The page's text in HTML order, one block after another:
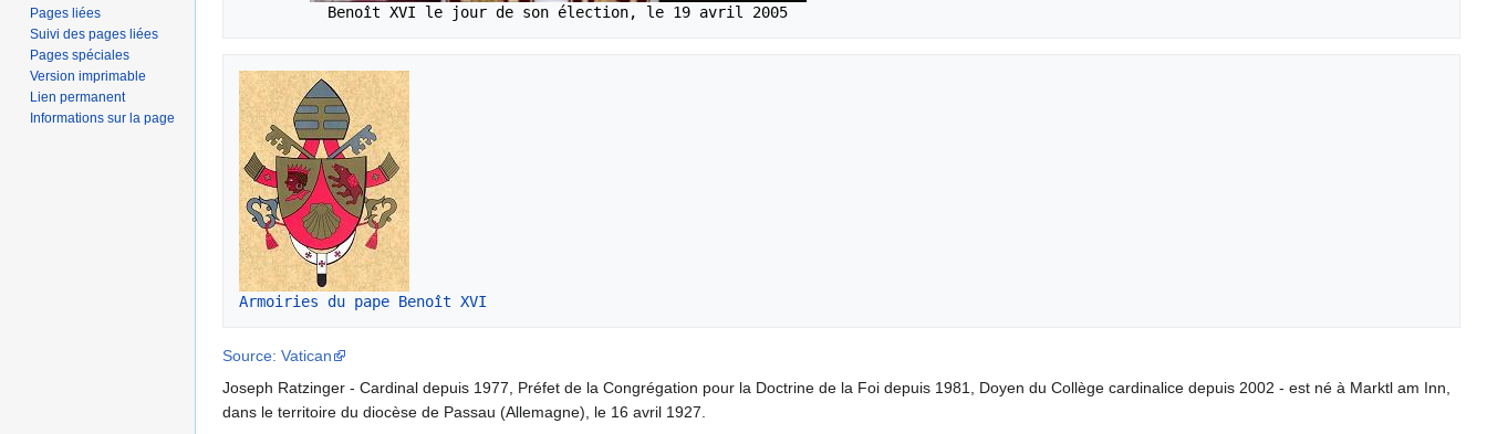
Armoiries du pape Benoît XVI
Source: Vatican
Joseph Ratzinger - Cardinal depuis 1977, Préfet de la Congrégation pour la Doctrine de la Foi depuis 1981, Doyen du Collège cardinalice depuis 2002 - est né à Marktl am Inn,
dans le territoire du diocèse de Passau (Allemagne), le 16 avril 1927.
Pages liées
Suivi des pages liées
Pages spéciales
Version imprimable
Lien permanent
Informations sur la page